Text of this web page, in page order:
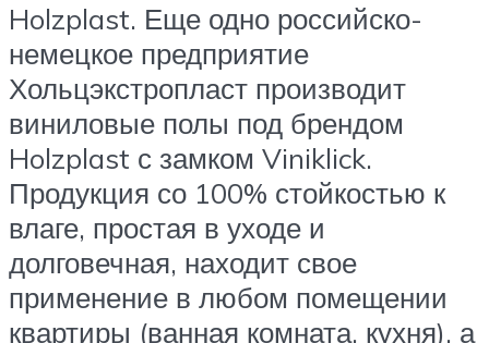
Holzplast. Еще одно российско-
немецкое предприятие
Хольцэкстропласт производит
виниловые полы под брендом
Holzplast с замком Viniklick.
Продукция со 100% стойкостью к
влаге, простая в уходе и
долговечная, находит свое
применение в любом помещении
квартиры (ванная комната, кухня), а